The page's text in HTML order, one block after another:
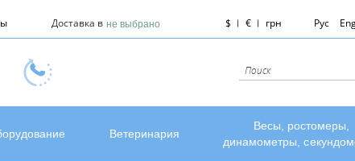
Доставка в не выбрано $ € грн Рус
Ветеринария
Весы, ростомеры,
динамометры,